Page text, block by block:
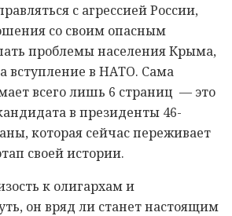
с агрессией России,
со своим опасным
проблемы населения Крыма,
вступление в НАТО. Сама
всего лишь 6 страниц — это
в президенты 46-
которая сейчас переживает
своей истории.
к олигархам и
он вряд ли станет настоящим